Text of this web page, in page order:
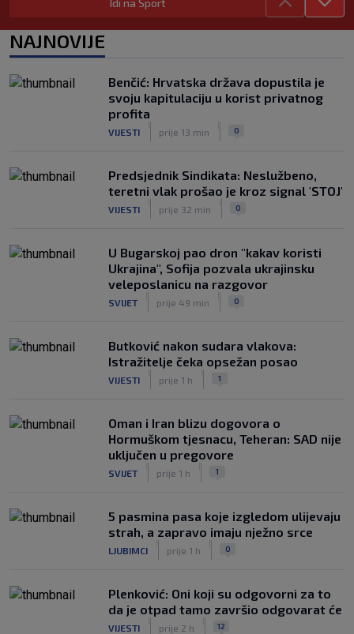
Dinamov (potencijalni) suparnik u play-
offu Lige prvaka do pobjede u
Modrić se vraća u formu: U porazu
Milana protiv Chelseaja dobio veću
minutažu
|
prije 4 h
Idi na Sport
NAJNOVIJE
Benčić: Hrvatska država dopustila je
svoju kapitulaciju u korist privatnog
profita
VIJESTI prije 13 min 0
Predsjednik Sindikata: Neslužbeno,
teretni vlak prošao je kroz signal 'STOJ'
VIJESTI prije 32 min 0
U Bugarskoj pao dron "kakav koristi
Ukrajina", Sofija pozvala ukrajinsku
veleposlanicu na razgovor
SVIJET prije 49 min 0
Butković nakon sudara vlakova:
Istražitelje čeka opsežan posao
VIJESTI prije 1 h 1
Oman i Iran blizu dogovora o
Hormuškom tjesnacu, Teheran: SAD nije
uključen u pregovore
SVIJET prije 1 h 1
5 pasmina pasa koje izgledom ulijevaju
strah, a zapravo imaju nježno srce
LJUBIMCI prije 1 h 0
Plenković: Oni koji su odgovorni za to
da je otpad tamo završio odgovarat će
VIJESTI prije 2 h 12